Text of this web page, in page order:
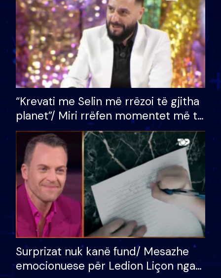
“Krevati me Selin më rrëzoi të gjitha
planet”/ Miri rrëfen momentet më të
bukura në shtëpinë e BB VIP: Do më
mungojë zilja e mëngjesit kur…
Surprizat nuk kanë fund/ Mesazhe
emocionuese për Ledion Liçon nga